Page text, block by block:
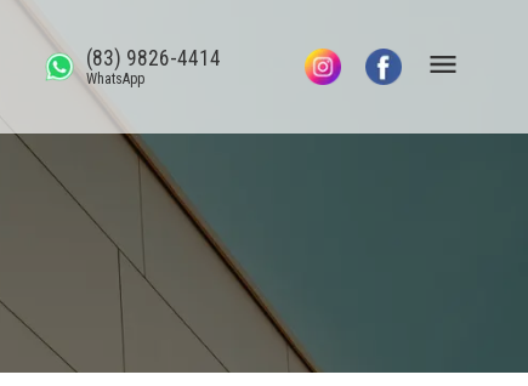
(83) 9826-4414
WhatsApp